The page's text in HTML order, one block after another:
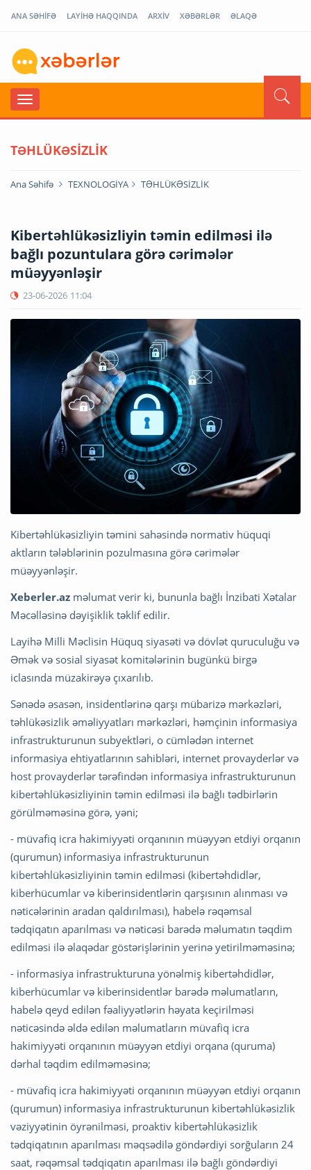
ANA SƏHİFƏ LAYİHƏ HAQQINDA ARXİV XƏBƏRLƏR ƏLAQƏ
TƏHLÜKƏSİZLİK
Ana Səhifə TEXNOLOGİYA TƏHLÜKƏSİZLİK
Kibertəhlükəsizliyin təmin edilməsi ilə
bağlı pozuntulara görə cərimələr
müəyyənləşir
23-06-2026 11:04
Kibertəhlükəsizliyin təmini sahəsində normativ hüquqi
aktların tələblərinin pozulmasına görə cərimələr
müəyyənləşir.
Xeberler.az məlumat verir ki, bununla bağlı İnzibati Xətalar
Məcəlləsinə dəyişiklik təklif edilir.
Layihə Milli Məclisin Hüquq siyasəti və dövlət quruculuğu və
Əmək və sosial siyasət komitələrinin bugünkü birgə
iclasında müzakirəyə çıxarılıb.
Sənədə əsasən, insidentlərinə qarşı mübarizə mərkəzləri,
təhlükəsizlik əməliyyatları mərkəzləri, həmçinin informasiya
infrastrukturunun subyektləri, o cümlədən internet
informasiya ehtiyatlarının sahibləri, internet provayderlər və
host provayderlər tərəfindən informasiya infrastrukturunun
kibertəhlükəsizliyinin təmin edilməsi ilə bağlı tədbirlərin
görülməməsinə görə, yəni;
- müvafiq icra hakimiyyəti orqanının müəyyən etdiyi orqanın
(qurumun) informasiya infrastrukturunun
kibertəhlükəsizliyinin təmin edilməsi (kibertəhdidlər,
kiberhücumlar və kiberinsidentlərin qarşısının alınması və
nəticələrinin aradan qaldırılması), habelə rəqəmsal
tədqiqatın aparılması və nəticəsi barədə məlumatın təqdim
edilməsi ilə əlaqədar göstərişlərinin yerinə yetirilməməsinə;
- informasiya infrastrukturuna yönəlmiş kibertəhdidlər,
kiberhücumlar və kiberinsidentlər barədə məlumatların,
habelə qeyd edilən fəaliyyətlərin həyata keçirilməsi
nəticəsində əldə edilən məlumatların müvafiq icra
hakimiyyəti orqanının müəyyən etdiyi orqana (quruma)
dərhal təqdim edilməməsinə;
- müvafiq icra hakimiyyəti orqanının müəyyən etdiyi orqanın
(qurumun) informasiya infrastrukturunun kibertəhlükəsizlik
vəziyyətinin öyrənilməsi, proaktiv kibertəhlükəsizlik
tədqiqatının aparılması məqsədilə göndərdiyi sorğuların 24
saat, rəqəmsal tədqiqatın aparılması ilə bağlı göndərdiyi